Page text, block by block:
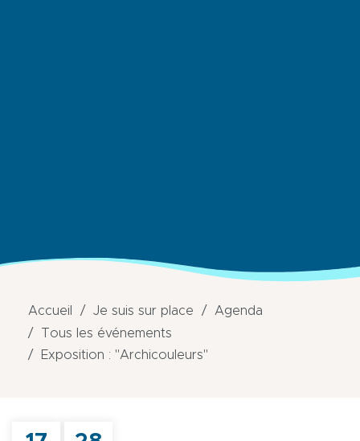
Accueil Je suis sur place
Agenda
Tous les événements
Exposition : "Archicouleurs"